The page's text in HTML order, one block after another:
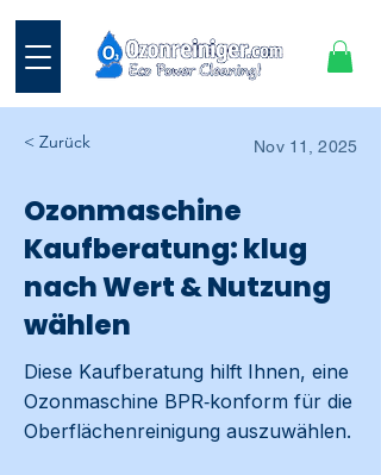
< Zurück Nov 11, 2025
Ozonmaschine
Kaufberatung: klug
nach Wert & Nutzung
wählen
Diese Kaufberatung hilft Ihnen, eine
Ozonmaschine BPR‑konform für die
Oberflächenreinigung auszuwählen.